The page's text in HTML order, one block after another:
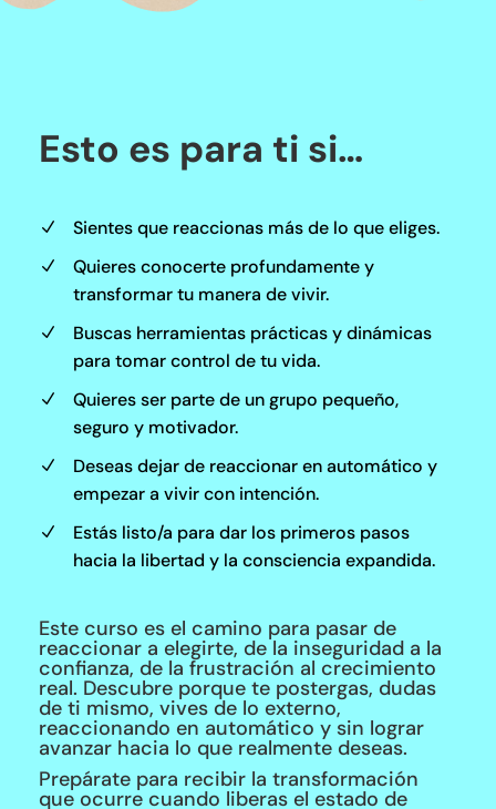
Esto es para ti si…
N Sientes que reaccionas más de lo que eliges.
N
Quieres conocerte profundamente y
transformar tu manera de vivir.
N
Buscas herramientas prácticas y dinámicas
para tomar control de tu vida.
N
Quieres ser parte de un grupo pequeño,
seguro y motivador.
N
Deseas dejar de reaccionar en automático y
empezar a vivir con intención.
N
Estás listo/a para dar los primeros pasos
hacia la libertad y la consciencia expandida.
Este curso es el camino para pasar de
reaccionar a elegirte, de la inseguridad a la
confianza, de la frustración al crecimiento
real. Descubre porque te postergas, dudas
de ti mismo, vives de lo externo,
reaccionando en automático y sin lograr
avanzar hacia lo que realmente deseas.
Prepárate para recibir la transformación
que ocurre cuando liberas el estado de